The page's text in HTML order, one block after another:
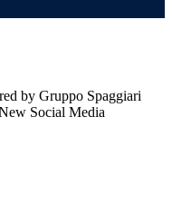
by Gruppo Spaggiari
Social Media